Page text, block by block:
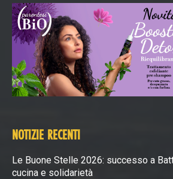
NOTIZIE RECENTI
Le Buone Stelle 2026: successo a
cucina e solidarietà